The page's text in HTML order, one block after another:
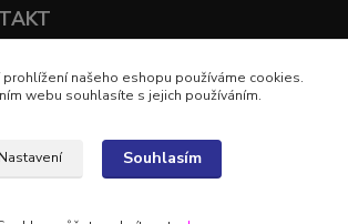
844
prohlížení našeho eshopu používáme cookies.
webu souhlasíte s jejich používáním.
Nastavení Souhlasím